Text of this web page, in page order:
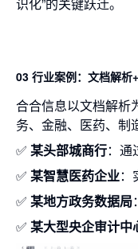
03 行业案例：文档解析
合合信息以文档解析
务、金融、医药、制
✅ 某头部城商行：
✅ 某智慧医药企业：
✅ 某地方政务数据局
✅ 某大型央企审计中